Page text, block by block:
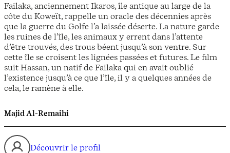
Failaka, anciennement Ikaros, île antique au large de la
côte du Koweït, rappelle un oracle des décennies après
que la guerre du Golfe l’a laissée déserte. La nature garde
les ruines de l’île, les animaux y errent dans l’attente
d’être trouvés, des trous béent jusqu’à son ventre. Sur
cette île se croisent les lignées passées et futures. Le film
suit Hassan, un natif de Failaka qui en avait oublié
l’existence jusqu’à ce que l’île, il y a quelques années de
cela, le ramène à elle.
Majid Al-Remaihi
Découvrir le profil